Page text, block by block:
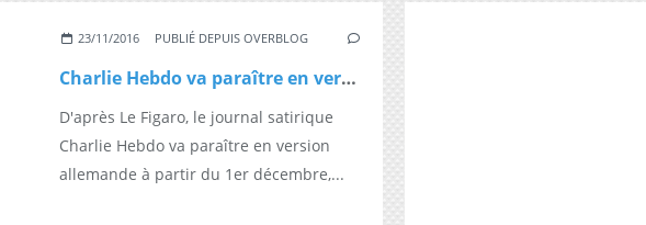
23/11/2016 PUBLIÉ DEPUIS OVERBLOG
Charlie Hebdo va paraître en version allemande
D'après Le Figaro, le journal satirique
Charlie Hebdo va paraître en version
allemande à partir du 1er décembre,...